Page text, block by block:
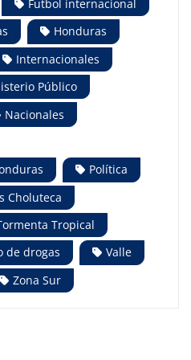
Futbol internacional
Honduras
Internacionales
Público
Nacionales
Política
Choluteca
Tropical
de drogas
Valle
Zona Sur